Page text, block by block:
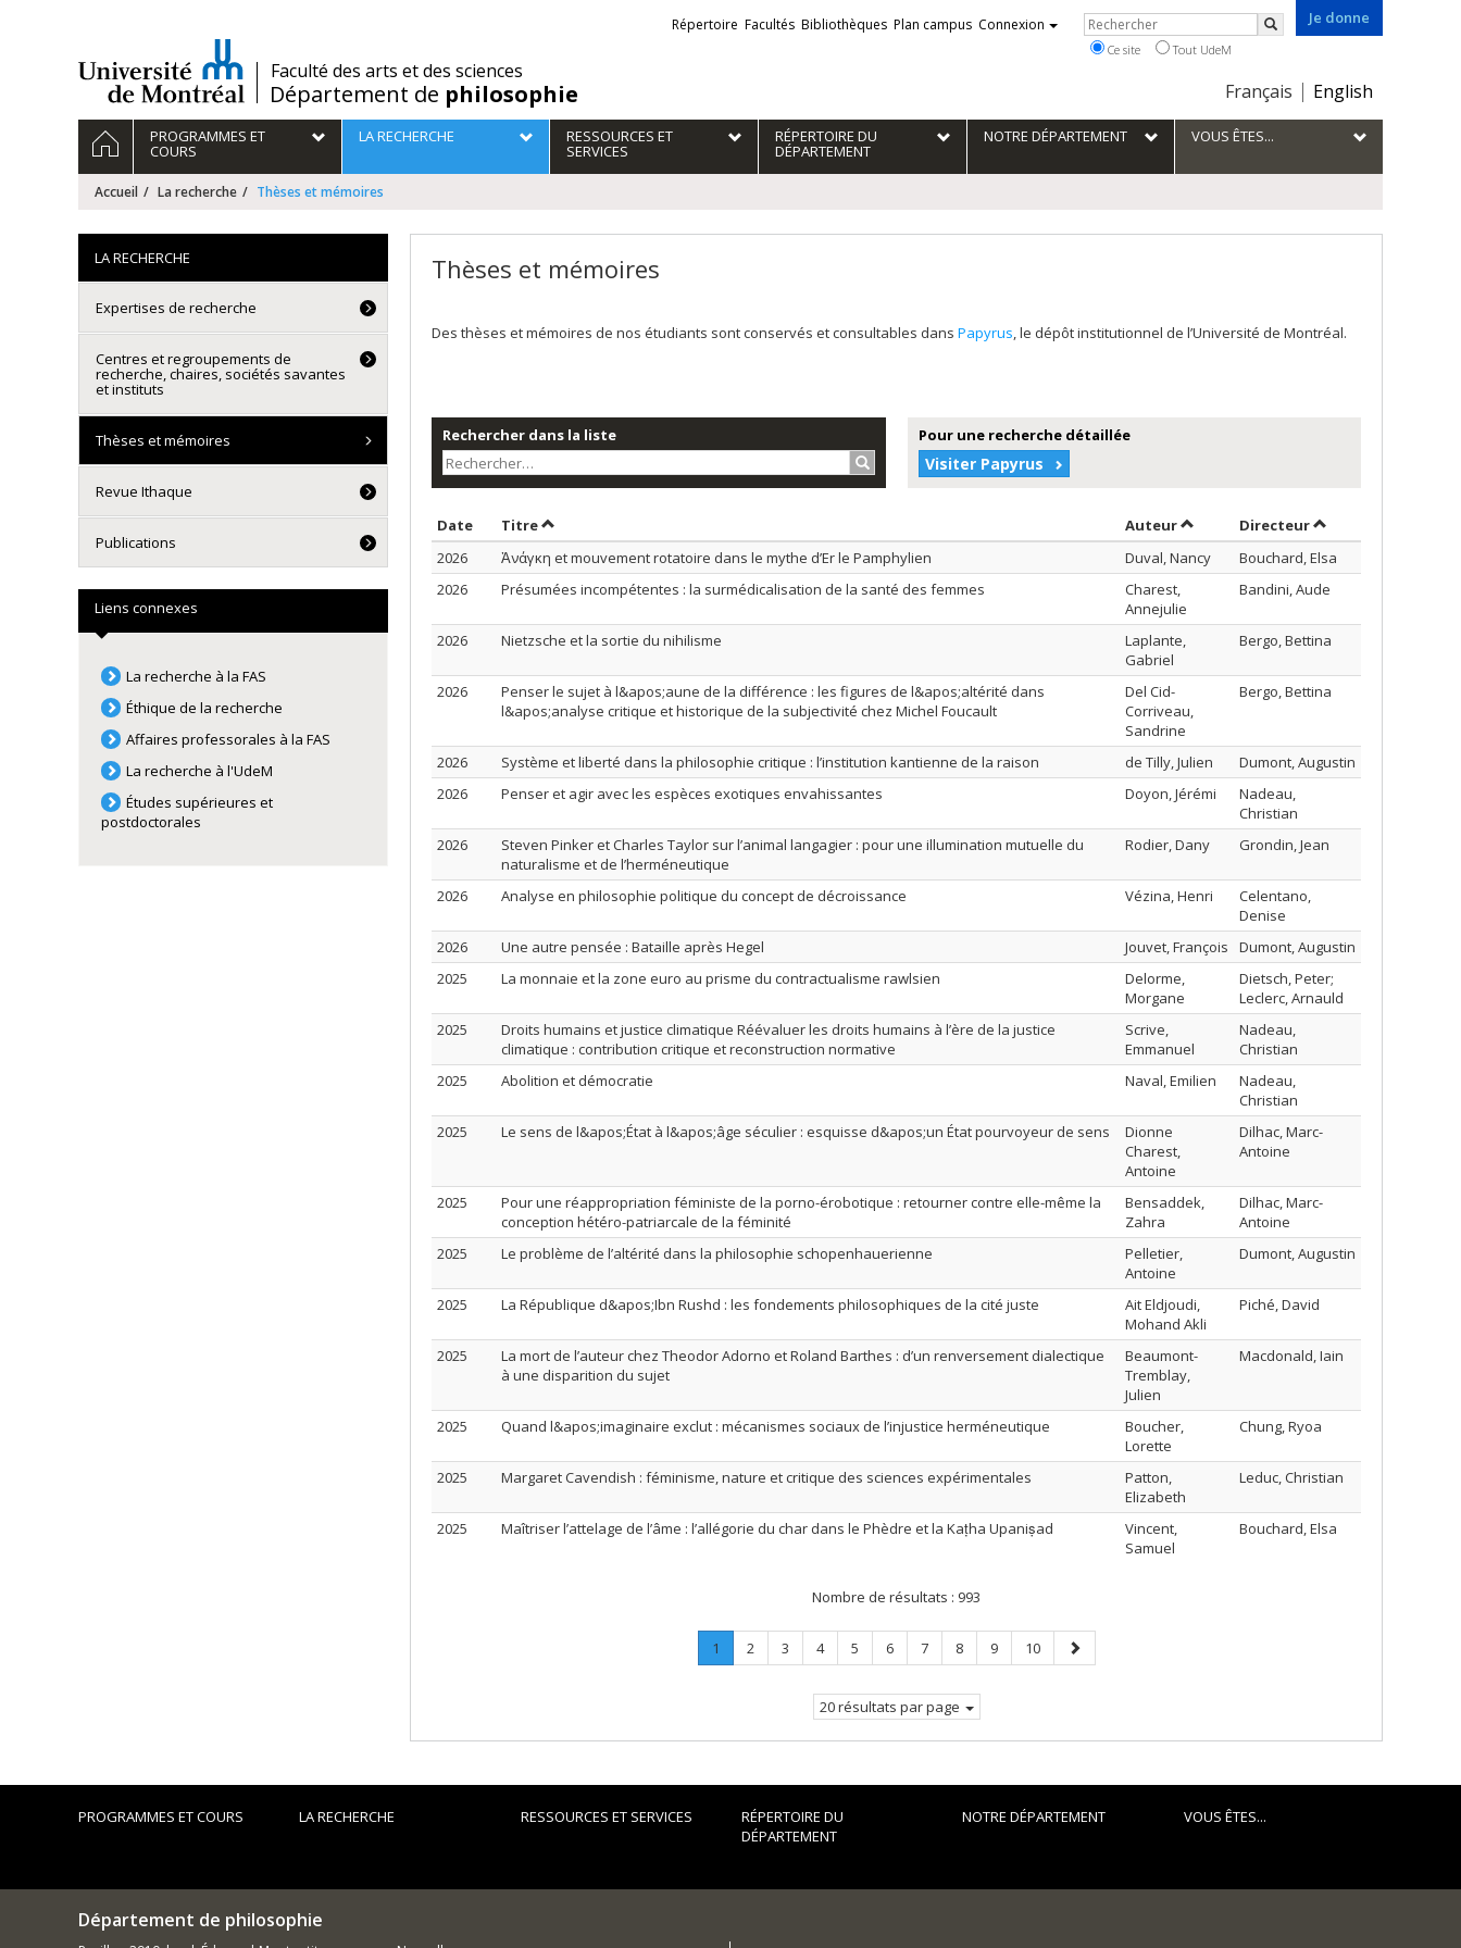
/Faculté des arts et des sciences
Département de philosophie
Je donne
Choix
la
langue
Français English
Liens
externes
Répertoire Facultés Bibliothèques Plan campus Connexion Rechercher
Rechercher
Ce site Tout UdeM
Navigation
principale
ACCUEILPROGRAMMES ET
COURS
LA RECHERCHE RESSOURCES ET
SERVICES
RÉPERTOIRE DU
DÉPARTEMENT
NOTRE DÉPARTEMENT VOUS ÊTES...
Accueil La recherche Thèses et mémoires
Thèses et mémoires
Des thèses et mémoires de nos étudiants sont conservés et consultables dans Papyrus, le dépôt institutionnel de l’Université de Montréal.
Rechercher dans la liste
Rechercher…
Pour une recherche détaillée
Visiter Papyrus
Date Trier par date en ordre croissant
TitreTrier par titre en ordre croissant AuteurTrier par auteur en ordre croissant
Directeurpar contributeur
2026
Ἀνάγκη et mouvement rotatoire dans le mythe d’Er le Pamphylien Duval, Nancy
Bouchard, Elsa
2026
Présumées incompétentes : la surmédicalisation de la santé des femmes
Charest,
Annejulie
Bandini, Aude
2026 Nietzsche et la sortie du nihilisme
Laplante,
Gabriel
Bergo, Bettina
2026
Penser le sujet à l&apos;aune de la différence : les figures de l&apos;altérité dans
l&apos;analyse critique et historique de la subjectivité chez Michel Foucault
Del Cid-
Corriveau,
Sandrine
Bergo, Bettina
2026 Système et liberté dans la philosophie critique : l’institution kantienne de la raison de Tilly, Julien
Dumont, Augustin
2026
Penser et agir avec les espèces exotiques envahissantes Doyon, Jérémi
Nadeau,
Christian
2026
Steven Pinker et Charles Taylor sur l’animal langagier : pour une illumination mutuelle du
naturalisme et de l’herméneutique
Rodier, Dany Grondin, Jean
2026 Analyse en philosophie politique du concept de décroissance Vézina, Henri
Celentano,
Denise
2026
Une autre pensée : Bataille après Hegel Jouvet, François
Dumont, Augustin
2025
La monnaie et la zone euro au prisme du contractualisme rawlsien
Delorme,
Morgane
Dietsch, Peter;
Leclerc, Arnauld
2025
Droits humains et justice climatique Réévaluer les droits humains à l’ère de la justice
climatique : contribution critique et reconstruction normative
Scrive,
Emmanuel
Nadeau,
Christian
2025
Abolition et démocratie Naval, Emilien
Nadeau,
Christian
2025
Le sens de l&apos;État à l&apos;âge séculier : esquisse d&apos;un État pourvoyeur de sens
Dionne
Charest,
Antoine
Dilhac, Marc-
Antoine
2025
Pour une réappropriation féministe de la porno-érobotique : retourner contre elle-même la
conception hétéro-patriarcale de la féminité
Bensaddek,
Zahra
Dilhac, Marc-
Antoine
2025
Le problème de l’altérité dans la philosophie schopenhauerienne
Pelletier,
Antoine
Dumont, Augustin
2025 La République d&apos;Ibn Rushd : les fondements philosophiques de la cité juste
Ait Eldjoudi,
Mohand Akli
Piché, David
2025
La mort de l’auteur chez Theodor Adorno et Roland Barthes : d’un renversement dialectique
à une disparition du sujet
Beaumont-
Tremblay,
Julien
Macdonald, Iain
2025 Quand l&apos;imaginaire exclut : mécanismes sociaux de l’injustice herméneutique
Boucher,
Lorette
Chung, Ryoa
2025 Margaret Cavendish : féminisme, nature et critique des sciences expérimentales
Patton,
Elizabeth
Leduc, Christian
2025 Maîtriser l’attelage de l’âme : l’allégorie du char dans le Phèdre et la Kaṭha Upaniṣad
Vincent,
Samuel
Bouchard, Elsa
Nombre de résultats : 993
Page
1
Page
Page
2 Page
3 Page
4 Page
5 Page
6 Page
7 Page
8 Page
9 Page
10
Page
suivante
20 résultats par page
LA RECHERCHE
Expertises de recherche
Centres et regroupements de
recherche, chaires, sociétés savantes
et instituts
Thèses et mémoires
Revue Ithaque
Publications
Liens connexes
La recherche à la FAS
Éthique de la recherche
Affaires professorales à la FAS
La recherche à l'UdeM
Études supérieures et
postdoctorales
PROGRAMMES ET COURS LA RECHERCHE RESSOURCES ET SERVICES
RÉPERTOIRE DU
DÉPARTEMENT
NOTRE DÉPARTEMENT VOUS ÊTES...
Département de philosophie